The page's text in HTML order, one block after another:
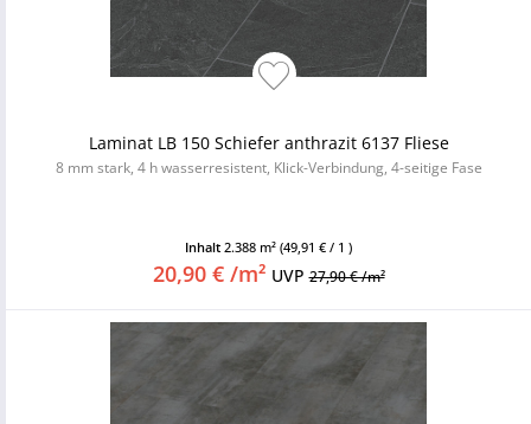
Laminat LB 150 Schiefer anthrazit 6137 Fliese
8 mm stark, 4 h wasserresistent, Klick-Verbindung, 4-seitige Fase
Inhalt 2.388 m² (49,91 € / 1 )
20,90 € /m² UVP27,90 € /m²